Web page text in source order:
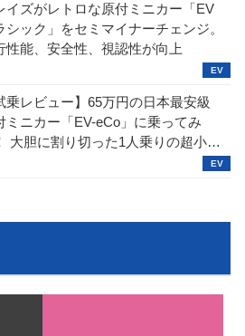
イズがレトロな原付ミニカー「EV
シック」をセミマイナーチェンジ。
性能、安全性、視認性が向上
乗レビュー】65万円の日本最安級
ミニカー「EV-eCo」に乗ってみ
大胆に割り切った1人乗りの超小型